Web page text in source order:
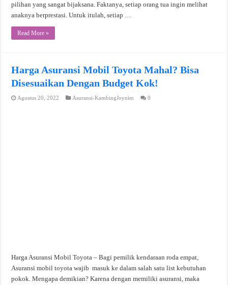
pilihan yang sangat bijaksana. Faktanya, setiap orang tua ingin melihat
anaknya berprestasi. Untuk itulah, setiap …
Read More »
Harga Asuransi Mobil Toyota Mahal? Bisa
Disesuaikan Dengan Budget Kok!
Agustus 20, 2022 Asuransi-KambingJoynim 0
Harga Asuransi Mobil Toyota – Bagi pemilik kendaraan roda empat,
Asuransi mobil toyota wajib masuk ke dalam salah satu list kebutuhan
pokok. Mengapa demikian? Karena dengan memiliki asuransi, maka